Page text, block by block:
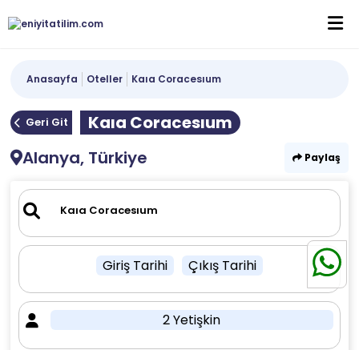
Anasayfa Oteller Kaıa Coracesıum
Geri Git
Kaıa Coracesıum
Alanya, Türkiye
Paylaş
Giriş Tarihi Çıkış Tarihi
2 Yetişkin